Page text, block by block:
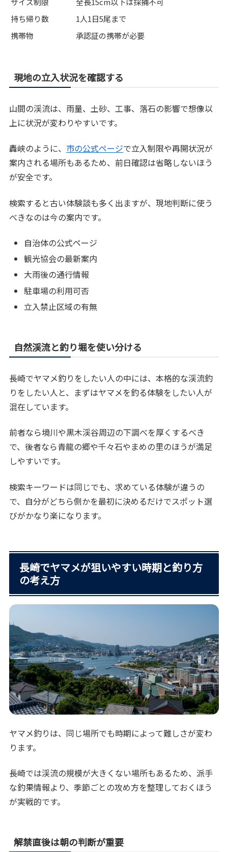
持ち帰り数
1人1日5尾まで
携帯物
承認証の携帯が必要
現地の立入状況を確認する
山間の渓流は、雨量、土砂、工事、落石の影響で想像以
上に状況が変わりやすいです。
轟峡のように、 市の公式ページで立入制限や再開状況が
案内される場所もあるため、前日確認は省略しないほう
が安全です。
検索すると古い体験談も多く出ますが、現地判断に使う
べきなのは今の案内です。
自治体の公式ページ
観光協会の最新案内
大雨後の通行情報
駐車場の利用可否
立入禁止区域の有無
自然渓流と釣り堀を使い分ける
長崎でヤマメ釣りをしたい人の中には、本格的な渓流釣
りをしたい人と、まずはヤマメを釣る体験をしたい人が
混在しています。
前者なら境川や黒木渓谷周辺の下調べを厚くするべき
で、後者なら青龍の郷や千々石やまめの里のほうが満足
しやすいです。
検索キーワードは同じでも、求めている体験が違うの
で、自分がどちら側かを最初に決めるだけでスポット選
びがかなり楽になります。
長崎でヤマメが狙いやすい時期と釣り方
の考え方
ヤマメ釣りは、同じ場所でも時期によって難しさが変わ
ります。
長崎では渓流の規模が大きくない場所もあるため、派手
な釣果情報より、季節ごとの攻め方を整理しておくほう
が実戦的です。
解禁直後は朝の判断が重要